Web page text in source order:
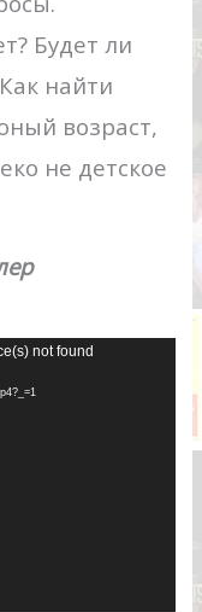
Будет ли
найти
возраст,
не детское
not found